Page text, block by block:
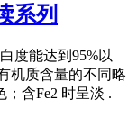
系列
度能达到95%以
机质含量的不同略
；含Fe2 时呈淡 .